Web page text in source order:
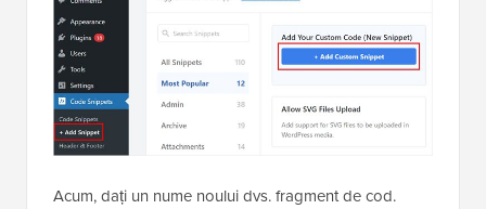
Acum, dați un nume noului dvs. fragment de cod.